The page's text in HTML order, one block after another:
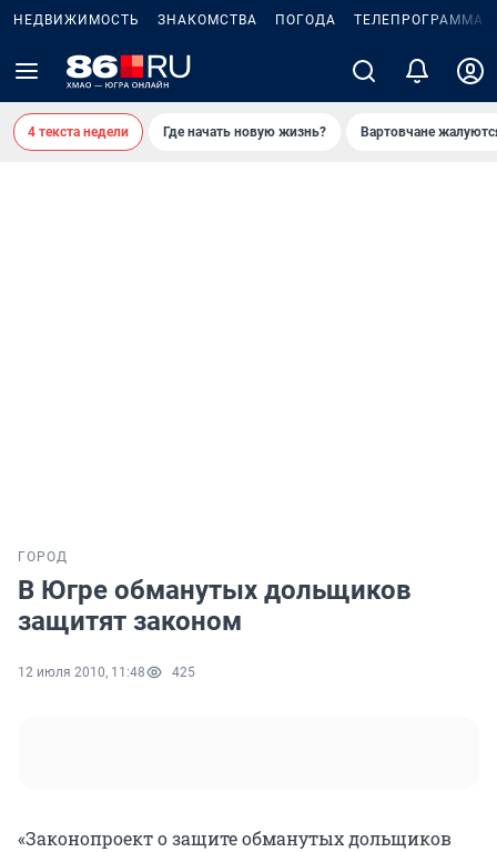
НЕДВИЖИМОСТЬ ЗНАКОМСТВА ПОГОДА ТЕЛЕПРОГРАММА
4 текста недели Где начать новую жизнь? Вартовчане
ГОРОД
В Югре обманутых дольщиков
защитят законом
12 июля 2010, 11:48 425
«Законопроект о защите обманутых дольщиков